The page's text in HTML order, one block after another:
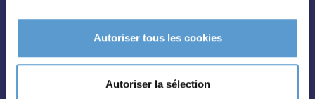
Autoriser tous les cookies
Autoriser la sélection
Conifères
Topiaire